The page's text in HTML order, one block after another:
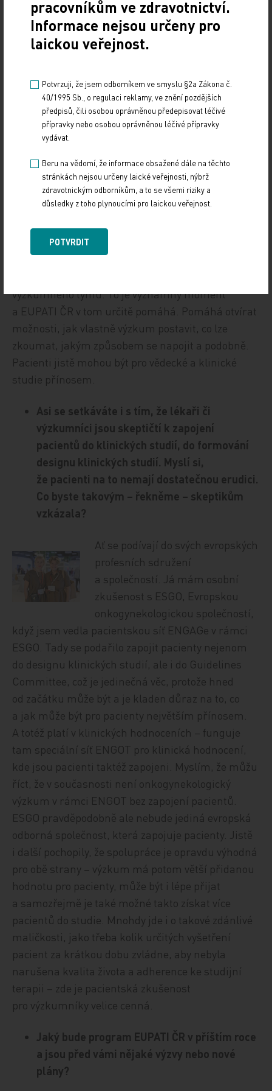
nevědí, co to je vědecký výzkum, medicína
založená na důkazech, randomizované
studie a podobně?
bude čím dál více absolventů EUPATI z řad členů
pacientských organizací, vznikne efekt sněhové
koule a informace o lécích a jejich vývoji,
o klinických hodnoceních a jejich významu
se budou šířit čím dál víc. Směrem k veřejnosti je
to trošku komplikovanější a složitější, ale snažíme
se také. Teď jsem třeba opravdu nadšena z toho,
že od příštího roku mohou být pacientské
organizace vůbec poprvé příjemcem finanční
podpory od AZV ČR (Agentury pro zdravotnický
výzkum České republiky – pozn. red.). Ne jako
výzkumného týmu. To je významný moment
a EUPATI ČR v tom určitě pomáhá. Pomáhá otvírat
možnosti, jak vlastně výzkum postavit, co lze
zkoumat, jakým způsobem se napojit a podobně.
Pacienti jistě mohou být pro vědecké a klinické
studie přínosem.
Asi se setkáváte i s tím, že lékaři či
výzkumníci jsou skeptičtí k zapojení
pacientů do klinických studií, do formování
designu klinických studií. Myslí si,
že pacienti na to nemají dostatečnou erudici.
Co byste takovým – řekněme – skeptikům
vzkázala?
Ať se podívají do svých evropských
profesních sdružení
a společností. Já mám osobní
zkušenost s ESGO, Evropskou
onkogynekologickou společností,
když jsem vedla pacientskou síť ENGAGe v rámci
ESGO. Tady se podařilo zapojit pacienty nejenom
do designu klinických studií, ale i do Guidelines
Committee, což je jedinečná věc, protože hned
od začátku může být a je kladen důraz na to, co
a jak může být pro pacienty největším přínosem.
A totéž platí v klinických hodnoceních – funguje
tam speciální síť ENGOT pro klinická hodnocení,
kde jsou pacienti taktéž zapojeni. Myslím, že můžu
říct, že v současnosti není onkogynekologický
výzkum v rámci ENGOT bez zapojení pacientů.
ESGO pravděpodobně ale nebude jediná evropská
odborná společnost, která zapojuje pacienty. Jistě
i další pochopily, že spolupráce je opravdu výhodná
pro obě strany – výzkum má potom větší přidanou
hodnotu pro pacienty, může být i lépe přijat
a samozřejmě je také možné takto získat více
pacientů do studie. Mnohdy jde i o takové zdánlivé
maličkosti, jako třeba kolik určitých vyšetření
pacient za krátkou dobu zvládne, aby nebyla
narušena kvalita života a adherence ke studijní
terapii – zde je pacientská zkušenost
pro výzkumníky velice cenná.
Jaký bude program EUPATI ČR v příštím roce
a jsou před vámi nějaké výzvy nebo nové
plány?
pracovníkům ve zdravotnictví.
Informace nejsou určeny pro
laickou veřejnost.
Potvrzuji, že jsem odborníkem ve smyslu §2a Zákona č.
40/1995 Sb., o regulaci reklamy, ve znění pozdějších
předpisů, čili osobou oprávněnou předepisovat léčivé
přípravky nebo osobou oprávněnou léčivé přípravky
vydávat.
Beru na vědomí, že informace obsažené dále na těchto
stránkách nejsou určeny laické veřejnosti, nýbrž
zdravotnickým odborníkům, a to se všemi riziky a
důsledky z toho plynoucími pro laickou veřejnost.
POTVRDIT